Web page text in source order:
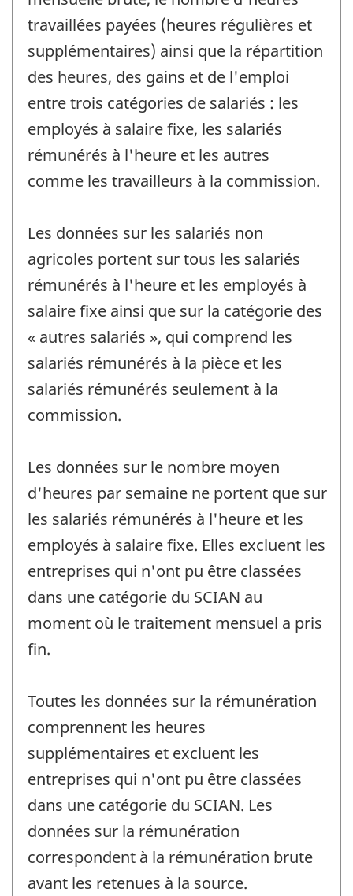
travaillées payées (heures régulières et
supplémentaires) ainsi que la répartition
des heures, des gains et de l'emploi
entre trois catégories de salariés : les
employés à salaire fixe, les salariés
rémunérés à l'heure et les autres
comme les travailleurs à la commission.
Les données sur les salariés non
agricoles portent sur tous les salariés
rémunérés à l'heure et les employés à
salaire fixe ainsi que sur la catégorie des
« autres salariés », qui comprend les
salariés rémunérés à la pièce et les
salariés rémunérés seulement à la
commission.
Les données sur le nombre moyen
d'heures par semaine ne portent que sur
les salariés rémunérés à l'heure et les
employés à salaire fixe. Elles excluent les
entreprises qui n'ont pu être classées
dans une catégorie du SCIAN au
moment où le traitement mensuel a pris
fin.
Toutes les données sur la rémunération
comprennent les heures
supplémentaires et excluent les
entreprises qui n'ont pu être classées
dans une catégorie du SCIAN. Les
données sur la rémunération
correspondent à la rémunération brute
avant les retenues à la source.